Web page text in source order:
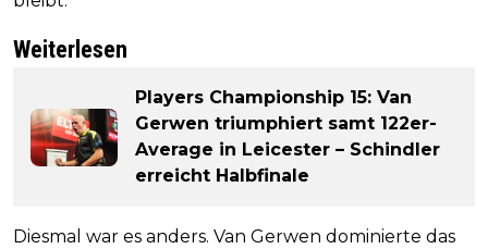
Weiterlesen
Players Championship 15: Van
Gerwen triumphiert samt 122er-
Average in Leicester – Schindler
erreicht Halbfinale
Diesmal war es anders. Van Gerwen dominierte das